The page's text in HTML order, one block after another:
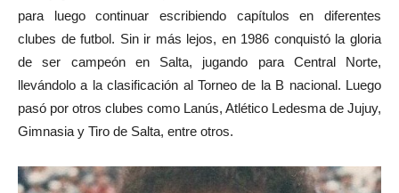
para luego continuar escribiendo capítulos en diferentes
clubes de futbol. Sin ir más lejos, en 1986 conquistó la gloria
de ser campeón en Salta, jugando para Central Norte,
llevándolo a la clasificación al Torneo de la B nacional. Luego
pasó por otros clubes como Lanús, Atlético Ledesma de Jujuy,
Gimnasia y Tiro de Salta, entre otros.